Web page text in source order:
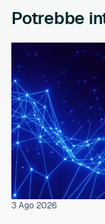
Potrebbe
3 Ago 2026